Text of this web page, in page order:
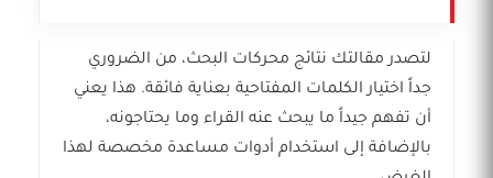
لتصدر مقالتك نتائج محركات البحث، من الضروري
جداً اختيار الكلمات المفتاحية بعناية فائقة. هذا يعني
أن تفهم جيداً ما يبحث عنه القراء وما يحتاجونه،
بالإضافة إلى استخدام أدوات مساعدة مخصصة لهذا